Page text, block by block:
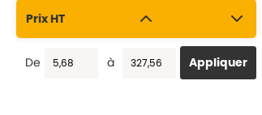
Prix HT
De à